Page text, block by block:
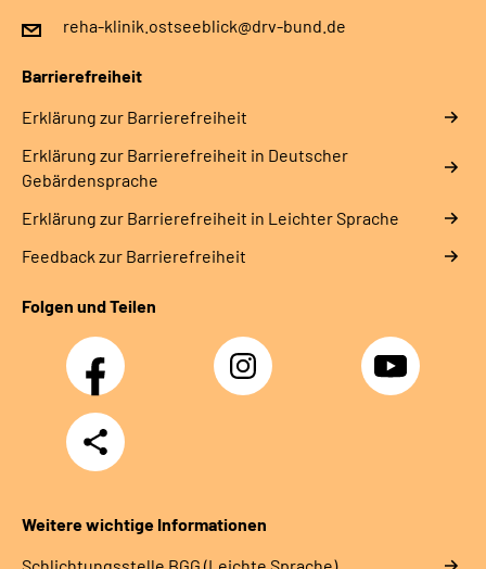
reha-klinik.ostseeblick@drv-bund.de
Barrierefreiheit
Erklärung zur Barrierefreiheit
Erklärung zur Barrierefreiheit in Deutscher
Gebärdensprache
Erklärung zur Barrierefreiheit in Leichter Sprache
Feedback zur Barrierefreiheit
Folgen und Teilen
Facebook Instagram YouTube
Teilen
Weitere wichtige Informationen